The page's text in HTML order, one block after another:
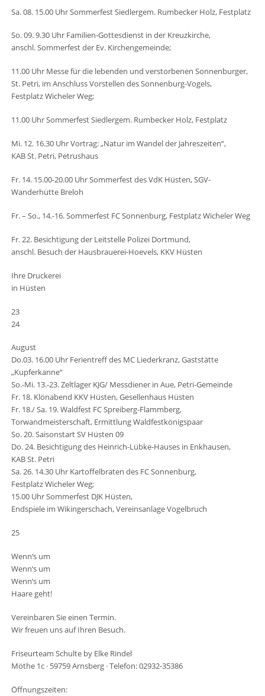
Sa. 08. 15.00 Uhr Sommerfest Siedlergem. Rumbecker Holz, Festplatz
So. 09. 9.30 Uhr Familien-Gottesdienst in der Kreuzkirche,
anschl. Sommerfest der Ev. Kirchengemeinde;
11.00 Uhr Messe für die lebenden und verstorbenen Sonnenburger,
St. Petri, im Anschluss Vorstellen des Sonnenburg-Vogels,
Festplatz Wicheler Weg;
11.00 Uhr Sommerfest Siedlergem. Rumbecker Holz, Festplatz
Mi. 12. 16.30 Uhr Vortrag: „Natur im Wandel der Jahreszeiten“,
KAB St. Petri, Petrushaus
Fr. 14. 15.00-20.00 Uhr Sommerfest des VdK Hüsten, SGV-
Wanderhütte Breloh
Fr. – So., 14.-16. Sommerfest FC Sonnenburg, Festplatz Wicheler Weg
Fr. 22. Besichtigung der Leitstelle Polizei Dortmund,
anschl. Besuch der Hausbrauerei-Hoevels, KKV Hüsten
Ihre Druckerei
in Hüsten
23
24
August
Do.03. 16.00 Uhr Ferientreff des MC Liederkranz, Gaststätte
„Kupferkanne“
So.-Mi. 13.-23. Zeltlager KJG/ Messdiener in Aue, Petri-Gemeinde
Fr. 18. Klönabend KKV Hüsten, Gesellenhaus Hüsten
Fr. 18./ Sa. 19. Waldfest FC Spreiberg-Flammberg,
Torwandmeisterschaft, Ermittlung Waldfestkönigspaar
So. 20. Saisonstart SV Hüsten 09
Do. 24. Besichtigung des Heinrich-Lübke-Hauses in Enkhausen,
KAB St. Petri
Sa. 26. 14.30 Uhr Kartoffelbraten des FC Sonnenburg,
Festplatz Wicheler Weg;
15.00 Uhr Sommerfest DJK Hüsten,
Endspiele im Wikingerschach, Vereinsanlage Vogelbruch
25
Wenn‘s um
Wenn‘s um
Wenn‘s um
Haare geht!
Vereinbaren Sie einen Termin.
Wir freuen uns auf Ihren Besuch.
Friseurteam Schulte by Elke Rindel
Möthe 1c · 59759 Arnsberg · Telefon: 02932-35386
Öffnungszeiten: